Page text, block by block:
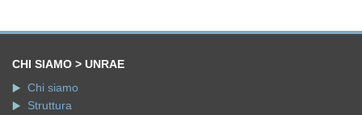
CHI SIAMO > UNRAE
Chi siamo
Struttura